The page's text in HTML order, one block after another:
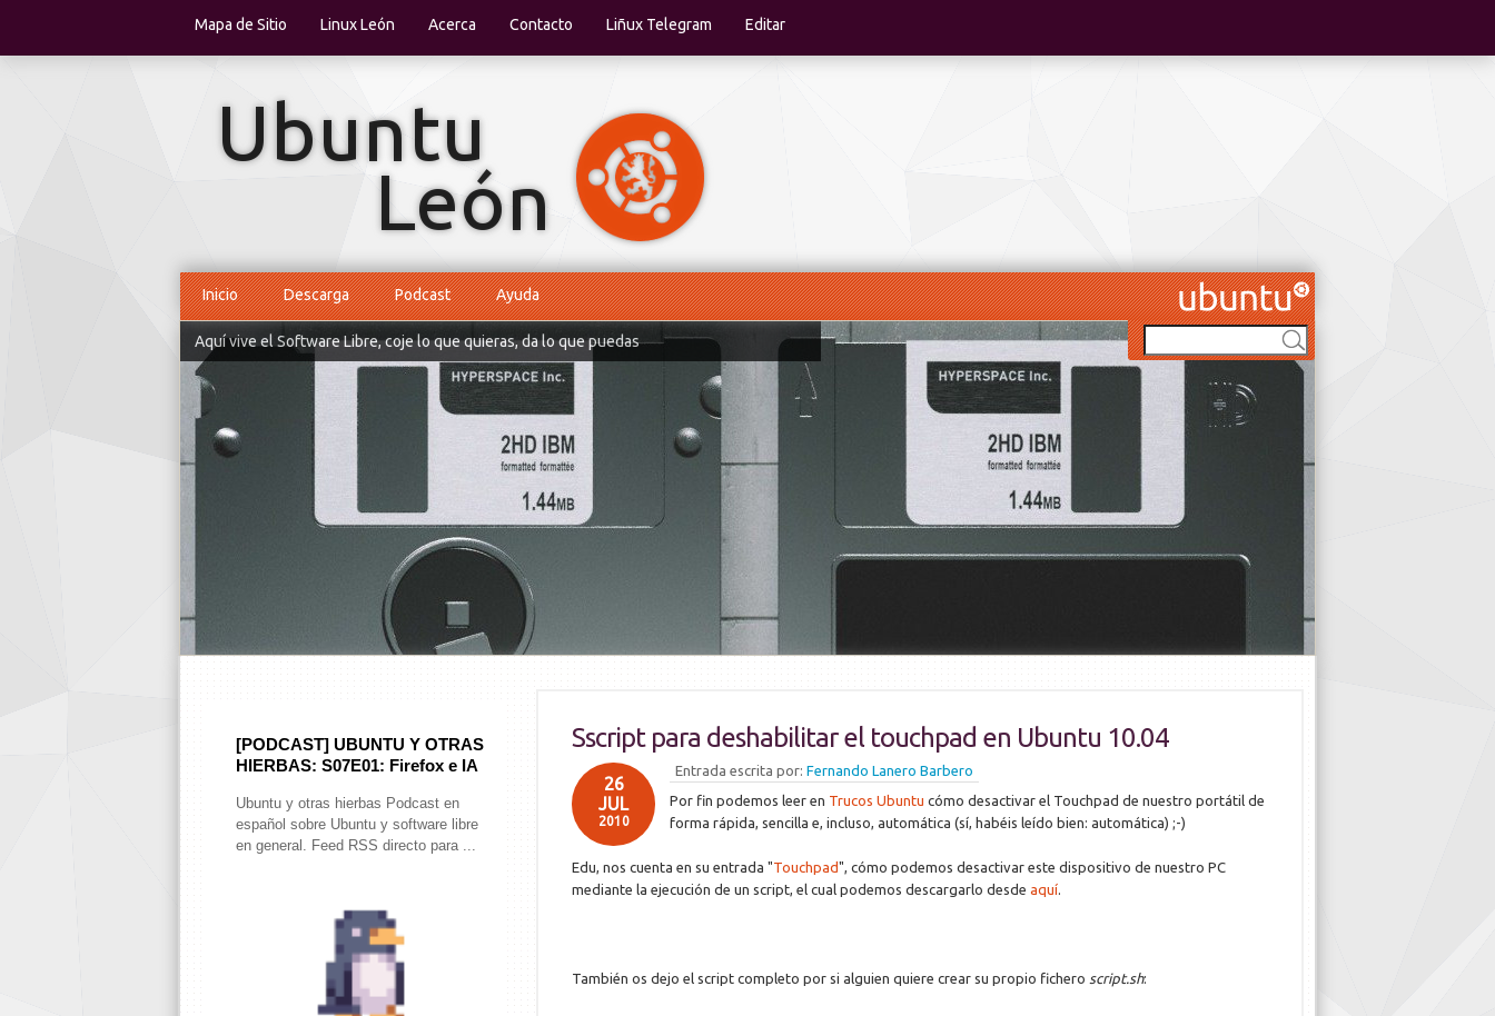
Mapa de Sitio Linux León Acerca Contacto Liñux Telegram Editar
Inicio Descarga Podcast Ayuda
Aquí vive el Software Libre, coje lo que quieras, da lo que puedas
Sscript para deshabilitar el touchpad en Ubuntu 10.04
Entrada escrita por: Fernando Lanero Barbero
26
JUL
2010
Por fin podemos leer en Trucos Ubuntu cómo desactivar el Touchpad de nuestro portátil de
forma rápida, sencilla e, incluso, automática (sí, habéis leído bien: automática) ;-)
Edu, nos cuenta en su entrada "Touchpad", cómo podemos desactivar este dispositivo de nuestro PC
mediante la ejecución de un script, el cual podemos descargarlo desde aquí.
También os dejo el script completo por si alguien quiere crear su propio fichero script.sh:
[PODCAST] UBUNTU Y OTRAS
HIERBAS: S07E01: Firefox e IA
Ubuntu y otras hierbas Podcast en
español sobre Ubuntu y software libre
en general. Feed RSS directo para ...